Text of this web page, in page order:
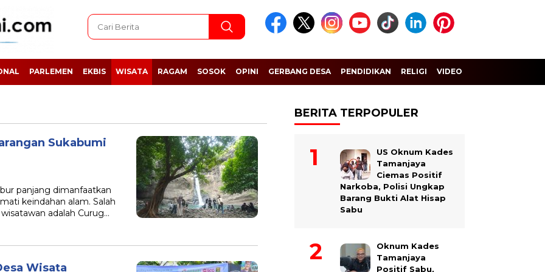
PARLEMEN EKBIS WISATA RAGAM SOSOK OPINI GERBANG DESA PENDIDIKAN RELIGI VIDEO
Sukabumi
panjang dimanfaatkan
keindahan alam. Salah
adalah Curug…
Wisata
BERITA TERPOPULER
US Oknum Kades
Tamanjaya
Ciemas Positif
Narkoba, Polisi Ungkap
Barang Bukti Alat Hisap
Sabu
Oknum Kades
Tamanjaya
Positif Sabu,